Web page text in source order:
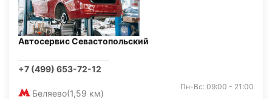
Автосервис Севастопольский
+7 (499) 653-72-12
Беляево(1,59 км)
Пн-Вс: 09:00 - 21:00